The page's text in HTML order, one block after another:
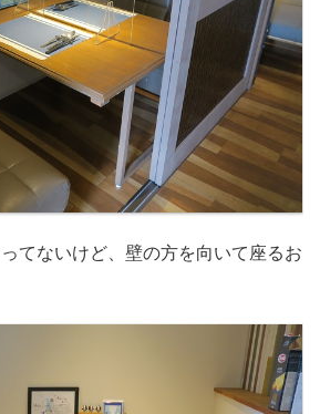
てないけど、壁の方を向いて座るお